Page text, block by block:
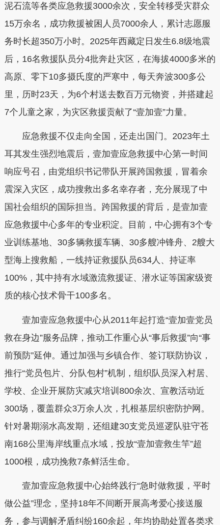
泥石流等各类应急救援3000余次，安全转移受灾群众
15万余名，成功救援被困人员7000余人，累计志愿服
务时长超350万小时。2025年西藏定日发生6.8级地震
后，16名救援队员分4批奔赴灾区，在海拔4000多米的
高原、零下10多摄氏度的严寒中，每天奔波300多公
里，历时23天，为6个村送去数百万元物资，并搭建起
7个儿童之家，为灾区救援贡献了“壹加壹”力量。
应急救援不仅走向全国，还走出国门。2023年土
耳其发生强烈地震后，壹加壹应急救援中心第一时间
响应号召，由党组织书记带队开展跨国救援，冒着余
震深入灾区，成功搜救出多名幸存者，充分展现了中
国社会组织的国际担当。跨国救援的背后，是壹加壹
应急救援中心多年的专业积淀。目前，中心拥有3个专
业训练基地、30多辆救援车辆、30多艘冲锋舟、2艘大
型海上搜救船，一线持证救援队员634人、持证率
100%，其中持有水域激流救援证、潜水证等国家级资
质的核心技术骨干100多名。
壹加壹应急救援中心从2011年起打造“壹加壹党员
救在身边”服务品牌，推动工作重心从“事后救援”向“事
前预防”延伸。通过加强与乡镇合作、签订联防协议，
推行“党员包片、分队包村”机制，组织队员深入村居、
学校、企业开展防灾减灾培训800余次、宣教活动近
300场，覆盖群众3万余人次，扎根基层织密防护网。
针对暑期溺水高发期，还组建30支党员巡逻队驻守苍
南168公里海岸线重点水域，投放“壹加壹救生竿”超
1000根，成功挽救7条鲜活生命。
壹加壹应急救援中心始终践行“急时做救援，平时
做公益”理念，坚持18年不间断开展高考爱心接送服
务，参与调解矛盾纠纷160余起，年均协助处置各类求